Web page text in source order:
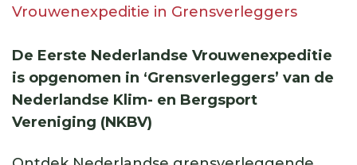
Vrouwenexpeditie in Grensverleggers
De Eerste Nederlandse Vrouwenexpeditie
is opgenomen in ‘Grensverleggers’ van de
Nederlandse Klim- en Bergsport
Vereniging (NKBV)